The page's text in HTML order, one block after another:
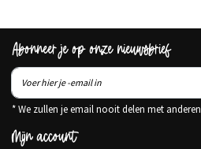
Abonneer je op onze nieuwsbrief
* We zullen je email nooit delen met anderen
Mijn account